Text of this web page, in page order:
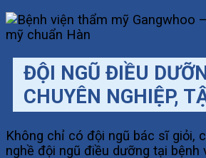
ĐỘI NGŨ ĐIỀU
CHUYÊN NGHIỆP,
Không chỉ có đội ngũ bác sĩ giỏi,
nghề đội ngũ điều dưỡng tại bệnh